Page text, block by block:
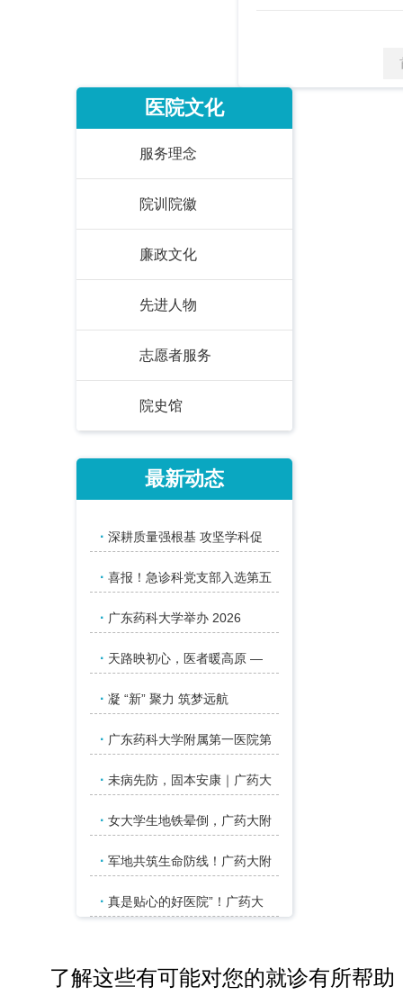
医院文化
服务理念
院训院徽
廉政文化
先进人物
志愿者服务
院史馆
最新动态
· 深耕质量强根基 攻坚学科促
· 喜报！急诊科党支部入选第五
· 广东药科大学举办 2026
· 天路映初心，医者暖高原 —
· 凝 “新” 聚力 筑梦远航
· 广东药科大学附属第一医院第
· 未病先防，固本安康｜广药大
· 女大学生地铁晕倒，广药大附
· 军地共筑生命防线！广药大附
· 真是贴心的好医院”！广药大
了解这些有可能对您的就诊有所帮助